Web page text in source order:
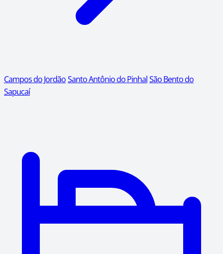
Campos do JordãoSanto Antônio do PinhalSão Bento do
Sapucaí